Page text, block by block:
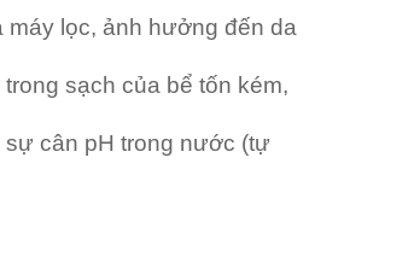
máy lọc, ảnh hưởng đến da
sạch của bể tốn kém,
cân pH trong nước (tự